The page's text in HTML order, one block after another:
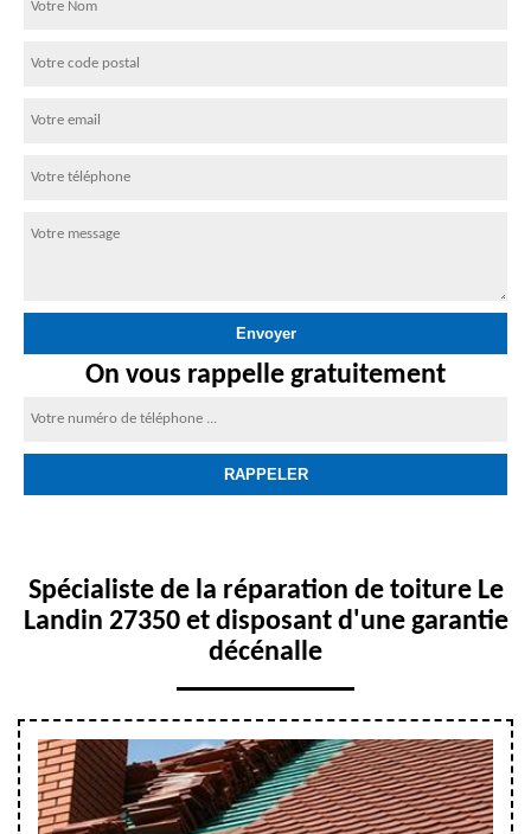
On vous rappelle gratuitement
Spécialiste de la réparation de toiture Le
Landin 27350 et disposant d'une garantie
décénalle